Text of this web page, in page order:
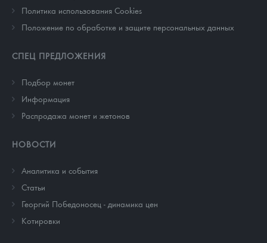
Политика использования Cookies
Положение по обработке и защите персональных данных
СПЕЦ ПРЕДЛОЖЕНИЯ
Подбор монет
Информация
Распродажа монет и жетонов
НОВОСТИ
Аналитика и события
Cтатьи
Георгий Победоносец - динамика цен
Котировки